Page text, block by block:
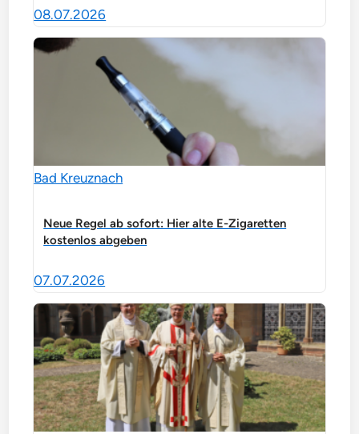
08.07.2026
Bad Kreuznach
Neue Regel ab sofort: Hier alte E-Zigaretten
kostenlos abgeben
07.07.2026